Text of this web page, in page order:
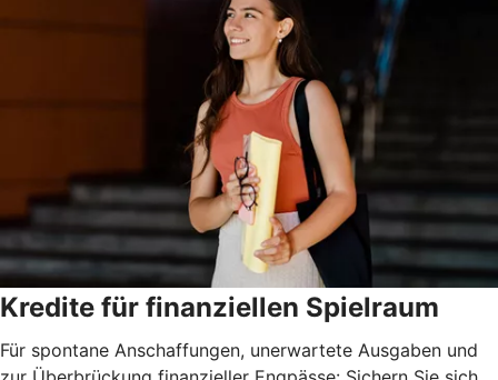
Kredite für finanziellen Spielraum
Für spontane Anschaffungen, unerwartete Ausgaben und